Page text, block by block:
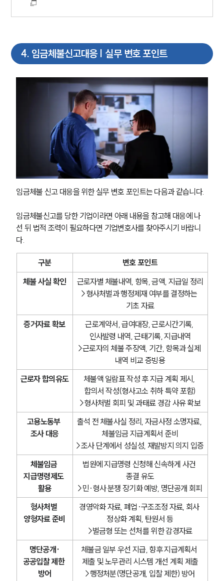
사례분석/최신동향
고객후기
NEWS
언론보도
공지사항
법률 블로그
법률서식
뉴스레터/브로슈어
세미나
대륜법률상담예약
4. 임금체불신고대응 | 실무 변호 포인트
임금체불 신고 대응을 위한 실무 변호 포인트는 다음과 같습니다.
임금체불신고를 당한 기업이라면 아래 내용을 참고해 대응에 나
선 뒤 법적 조력이 필요하다면 기업변호사를 찾아주시기 바랍니
다.
구분
변호 포인트
체불 사실 확인
근로자별 체불내역, 항목, 금액, 지급일 정리
>형사처벌과 행정제재 여부를 결정하는
기초 자료
증거자료 확보
근로계약서, 급여대장, 근로시간기록,
인사발령 내역, 근태기록, 지급내역
>근로자의 체불 주장액, 기간, 항목과 실제
내역 비교 증빙용
근로자 합의유도
체불액 일람표 작성 후 지급 계획 제시,
합의서 작성(형사고소 취하 특약 포함)
>형사처벌 회피 및 과태료 경감 사유 확보
고용노동부
조사 대응
출석 전 체불사실 정리, 자금사정 소명자료,
체불임금 지급계획서 준비
>조사 단계에서 성실성, 재발방지 의지 입증
체불임금
지급명령제도
활용
법원에 지급명령 신청해 신속하게 사건
종결 유도
>민·형사 분쟁 장기화 예방, 명단공개 회피
형사처벌
양형자료 준비
경영악화 자료, 폐업·구조조정 자료, 회사
정상화 계획, 탄원서 등
>벌금형 또는 선처를 위한 감경자료
명단공개·
공공입찰 제한
방어
체불금 일부 우선 지급, 향후 지급계획서
제출 및 노무관리 시스템 개선 계획 제출
>행정처분(명단공개, 입찰 제한) 방어